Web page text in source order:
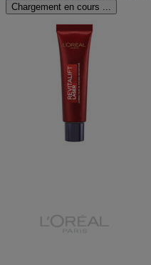
Chargement en cours ...